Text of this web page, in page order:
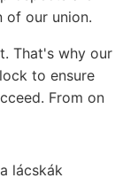
of our union.
That's why our
to ensure
From on